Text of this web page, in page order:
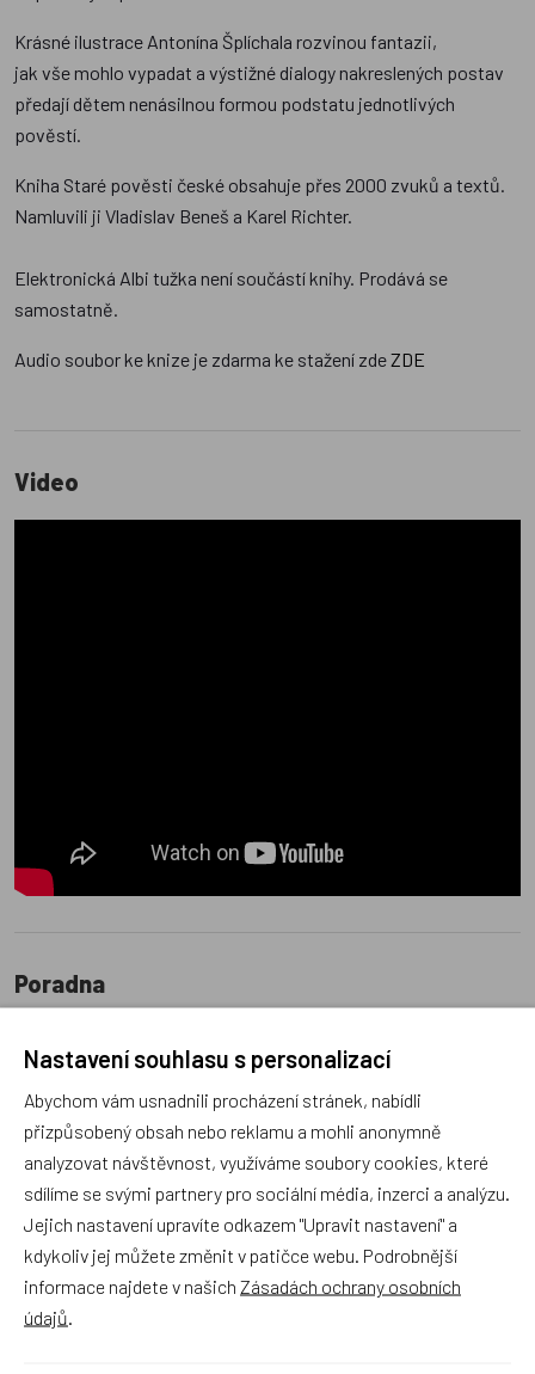
Krásné ilustrace Antonína Šplíchala rozvinou fantazii,
jak vše mohlo vypadat a výstižné dialogy nakreslených postav
předají dětem nenásilnou formou podstatu jednotlivých
pověstí.
Kniha Staré pověsti české obsahuje přes 2000 zvuků a textů.
Namluvili ji Vladislav Beneš a Karel Richter.
Elektronická Albi tužka není součástí knihy. Prodává se
samostatně.
Audio soubor ke knize je zdarma ke stažení zdeZDE
Video
Poradna
Náš sortiment dokonale známe a rádi Vám poradíme
s výběrem (Po–Pá, 10–17 hod).
Jsme tu vždy rádi pro Vás! Váš rodinný obchod
Dráček.cz
Položit dotaz
Nastavení souhlasu s personalizací
Abychom vám usnadnili procházení stránek, nabídli
přizpůsobený obsah nebo reklamu a mohli anonymně
analyzovat návštěvnost, využíváme soubory cookies, které
sdílíme se svými partnery pro sociální média, inzerci a analýzu.
Jejich nastavení upravíte odkazem "Upravit nastavení" a
kdykoliv jej můžete změnit v patičce webu. Podrobnější
informace najdete v našich Zásadách ochrany osobních
údajů